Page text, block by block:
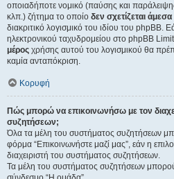
οποιαδήποτε νομικό (παύσης και
κλπ.) ζήτημα το οποίο δεν σχετίζεται άμεσα
διακριτικό λογισμικό του ιδίου του phpBB.
ηλεκτρονικού ταχυδρομείου στο phpBB
μέρος χρήσης αυτού του λογισμικού θα
καμία ανταπόκριση.
Κορυφή
Πώς μπορώ να επικοινωνήσω με τον
συζητήσεων;
Όλα τα μέλη του συστήματος συζητήσεων
φόρμα “Επικοινωνήστε μαζί μας”, εάν η
διαχειριστή του συστήματος συζητήσεων.
Τα μέλη του συστήματος συζητήσεων